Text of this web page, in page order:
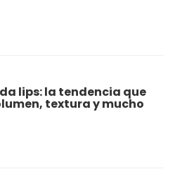
lips: la tendencia que
textura y mucho